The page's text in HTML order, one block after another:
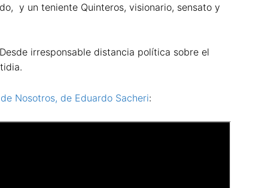
y un teniente Quinteros, visionario, sensato y
irresponsable distancia política sobre el
Nosotros, de Eduardo Sacheri: